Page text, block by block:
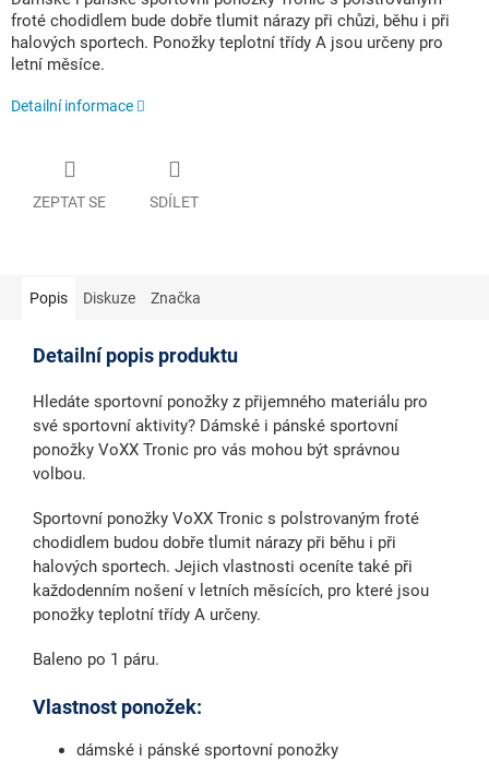
froté chodidlem bude dobře tlumit nárazy při chůzi, běhu i při
halových sportech. Ponožky teplotní třídy A jsou určeny pro
letní měsíce.
Detailní informace
ZEPTAT SE SDÍLET
Popis Diskuze Značka
Detailní popis produktu
Hledáte sportovní ponožky z přijemného materiálu pro
své sportovní aktivity? Dámské i pánské sportovní
ponožky VoXX Tronic pro vás mohou být správnou
volbou.
Sportovní ponožky VoXX Tronic s polstrovaným froté
chodidlem budou dobře tlumit nárazy při běhu i při
halových sportech. Jejich vlastnosti oceníte také při
každodenním nošení v letních měsících, pro které jsou
ponožky teplotní třídy A určeny.
Baleno po 1 páru.
Vlastnost ponožek:
dámské i pánské sportovní ponožky